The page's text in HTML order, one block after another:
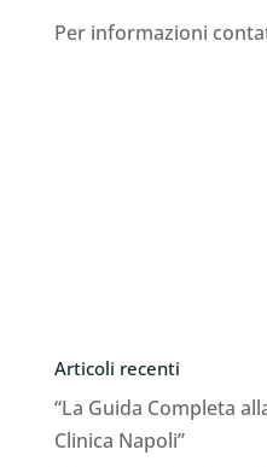
Per informazioni
Articoli recenti
“La Guida Completa
Clinica Napoli”